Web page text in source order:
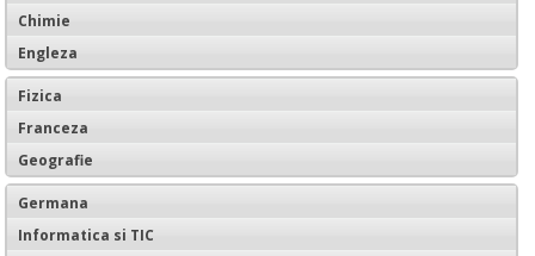
Chimie
Engleza
Fizica
Franceza
Geografie
Germana
Informatica si TIC